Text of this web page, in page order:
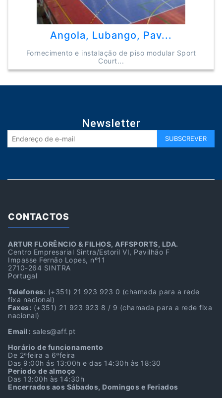
Angola, Lubango, Pav...
Fornecimento e instalação de piso modular Sport
Court...
Newsletter
CONTACTOS
ARTUR FLORÊNCIO & FILHOS, AFFSPORTS, LDA.
Centro Empresarial Sintra/Estoril VI, Pavilhão F
Impasse Fernão Lopes, nº11
2710-264 SINTRA
Portugal
Telefones: (+351) 21 923 923 0 (chamada para a rede
fixa nacional)
Faxes: (+351) 21 923 923 8 / 9 (chamada para a rede fixa
nacional)
Email: sales@aff.pt
Horário de funcionamento
De 2ªfeira a 6ªfeira
Das 9:00h ás 13:00h e das 14:30h às 18:30
Periodo de almoço
Das 13:00h às 14:30h
Encerrados aos Sábados, Domingos e Feriados